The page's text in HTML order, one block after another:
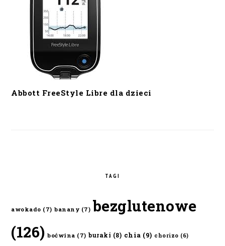
Abbott FreeStyle Libre dla dzieci
TAGI
awokado (7) banany (7) bezglutenowe
(126) boćwina (7) buraki (8) chia (9) chorizo (6)